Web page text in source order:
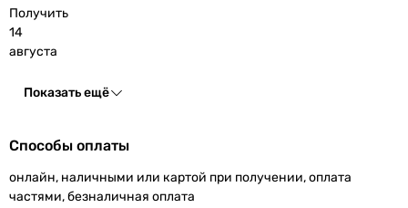
Получить
14
августа
Показать ещё
Способы оплаты
онлайн, наличными или картой при получении, оплата
частями, безналичная оплата